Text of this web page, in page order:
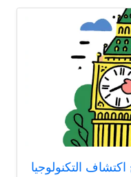
التكنولوجيا